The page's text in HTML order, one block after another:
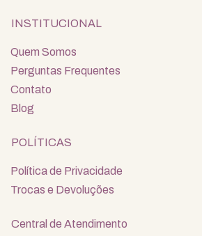
INSTITUCIONAL
Quem Somos
Perguntas Frequentes
Contato
Blog
POLÍTICAS
Política de Privacidade
Trocas e Devoluções
Central de Atendimento